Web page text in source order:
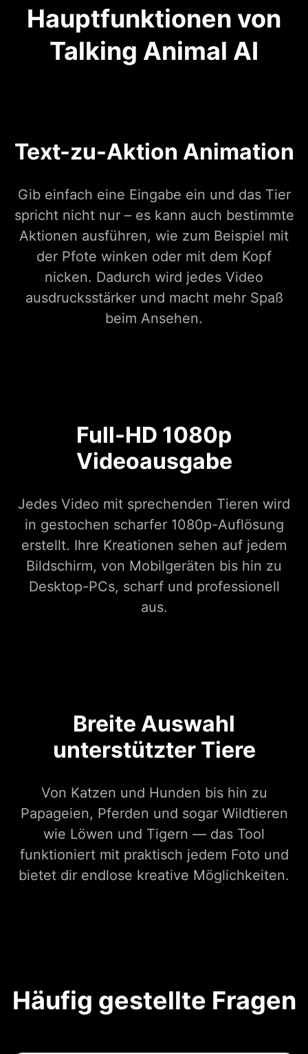
Hauptfunktionen von
Talking Animal AI
Text-zu-Aktion Animation
Gib einfach eine Eingabe ein und das Tier
spricht nicht nur – es kann auch bestimmte
Aktionen ausführen, wie zum Beispiel mit
der Pfote winken oder mit dem Kopf
nicken. Dadurch wird jedes Video
ausdrucksstärker und macht mehr Spaß
beim Ansehen.
Full-HD 1080p
Videoausgabe
Jedes Video mit sprechenden Tieren wird
in gestochen scharfer 1080p-Auflösung
erstellt. Ihre Kreationen sehen auf jedem
Bildschirm, von Mobilgeräten bis hin zu
Desktop-PCs, scharf und professionell
aus.
Breite Auswahl
unterstützter Tiere
Von Katzen und Hunden bis hin zu
Papageien, Pferden und sogar Wildtieren
wie Löwen und Tigern — das Tool
funktioniert mit praktisch jedem Foto und
bietet dir endlose kreative Möglichkeiten.
Häufig gestellte Fragen